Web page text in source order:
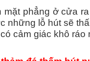
mặt phẳng ở cửa
những lỗ hút sẽ
cảm giác khô ráo